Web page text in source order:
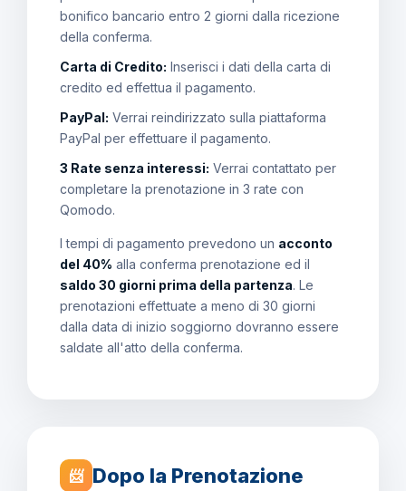
bonifico bancario entro 2 giorni dalla ricezione
della conferma.
Carta di Credito: Inserisci i dati della carta di
credito ed effettua il pagamento.
PayPal: Verrai reindirizzato sulla piattaforma
PayPal per effettuare il pagamento.
3 Rate senza interessi: Verrai contattato per
completare la prenotazione in 3 rate con
Qomodo.
I tempi di pagamento prevedono un acconto
del 40% alla conferma prenotazione ed il
saldo 30 giorni prima della partenza. Le
prenotazioni effettuate a meno di 30 giorni
dalla data di inizio soggiorno dovranno essere
saldate all'atto della conferma.
📨 Dopo la Prenotazione